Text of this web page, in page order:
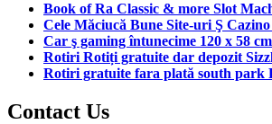
Book of Ra Classic & more Slot
Cele Măciucă Bune Site-uri Ş
Car ş gaming întunecime 120 x 58 cm
Rotiri Rotiți gratuite dar depozit
Rotiri gratuite fara plată south park
Contact Us